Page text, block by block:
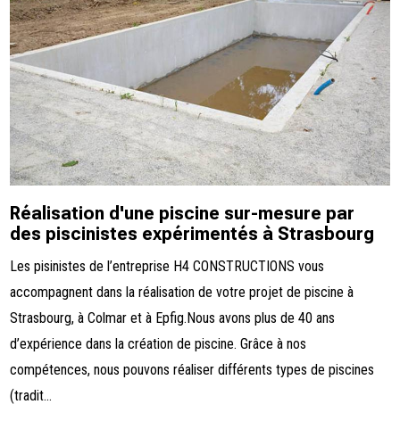
Réalisation d'une piscine sur-mesure par
des piscinistes expérimentés à Strasbourg
Les pisinistes de l’entreprise H4 CONSTRUCTIONS vous
accompagnent dans la réalisation de votre projet de piscine à
Strasbourg, à Colmar et à Epfig.Nous avons plus de 40 ans
d’expérience dans la création de piscine. Grâce à nos
compétences, nous pouvons réaliser différents types de piscines
(tradit...